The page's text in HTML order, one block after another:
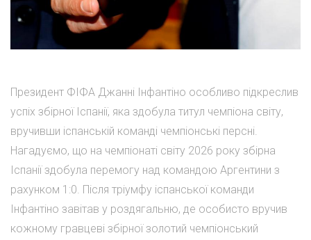
Президент ФІФА Джанні Інфантіно особливо підкреслив
успіх збірної Іспанії, яка здобула титул чемпіона світу,
вручивши іспанській команді чемпіонські персні.
Нагадуємо, що на чемпіонаті світу 2026 року збірна
Іспанії здобула перемогу над командою Аргентини з
рахунком 1:0. Після тріумфу іспанської команди
Інфантіно завітав у роздягальню, де особисто вручив
кожному гравцеві збірної золотий чемпіонський